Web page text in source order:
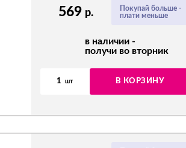
Покупай больше -
плати меньше
569 р.
в наличии -
получи во вторник
1 шт В КОРЗИНУ